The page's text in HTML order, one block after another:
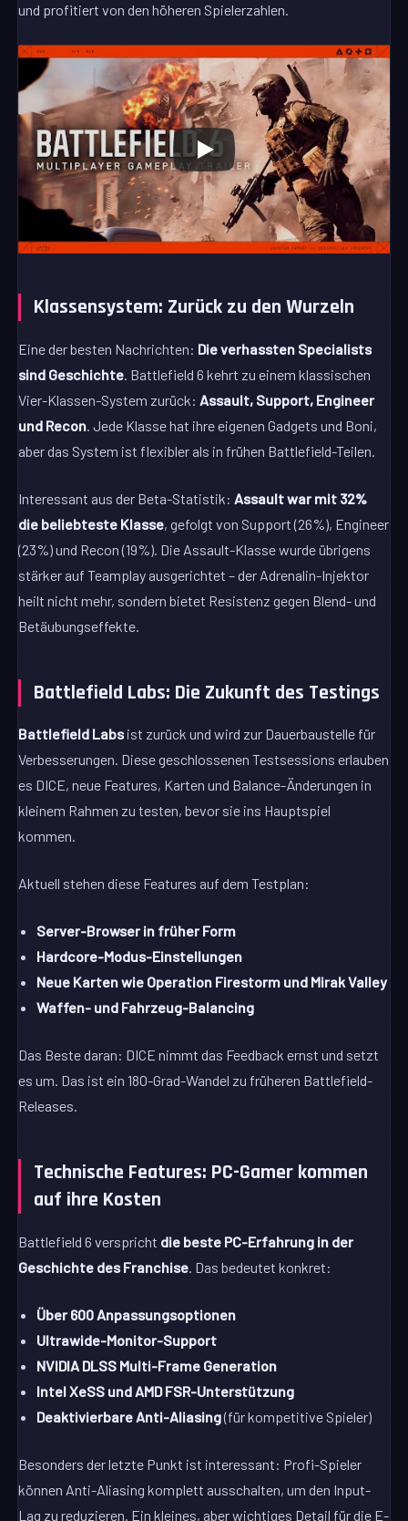
und profitiert von den höheren Spielerzahlen.
Klassensystem: Zurück zu den Wurzeln
Eine der besten Nachrichten: Die verhassten Specialists
sind Geschichte. Battlefield 6 kehrt zu einem klassischen
Vier-Klassen-System zurück:Assault, Support, Engineer
und Recon. Jede Klasse hat ihre eigenen Gadgets und Boni,
aber das System ist flexibler als in frühen Battlefield-Teilen.
Interessant aus der Beta-Statistik:Assault war mit 32%
die beliebteste Klasse, gefolgt von Support (26%), Engineer
(23%) und Recon (19%). Die Assault-Klasse wurde übrigens
stärker auf Teamplay ausgerichtet – der Adrenalin-Injektor
heilt nicht mehr, sondern bietet Resistenz gegen Blend- und
Betäubungseffekte.
Battlefield Labs: Die Zukunft des Testings
Battlefield Labsist zurück und wird zur Dauerbaustelle für
Verbesserungen. Diese geschlossenen Testsessions erlauben
es DICE, neue Features, Karten und Balance-Änderungen in
kleinem Rahmen zu testen, bevor sie ins Hauptspiel
kommen.
Aktuell stehen diese Features auf dem Testplan:
Server-Browser in früher Form
Hardcore-Modus-Einstellungen
Neue Karten wie Operation Firestorm und Mirak Valley
Waffen- und Fahrzeug-Balancing
Das Beste daran: DICE nimmt das Feedback ernst und setzt
es um. Das ist ein 180-Grad-Wandel zu früheren Battlefield-
Releases.
Technische Features: PC-Gamer kommen
auf ihre Kosten
Battlefield 6 verspricht die beste PC-Erfahrung in der
Geschichte des Franchise. Das bedeutet konkret:
Über 600 Anpassungsoptionen
Ultrawide-Monitor-Support
NVIDIA DLSS Multi-Frame Generation
Intel XeSS und AMD FSR-Unterstützung
Deaktivierbare Anti-Aliasing(für kompetitive Spieler)
Besonders der letzte Punkt ist interessant: Profi-Spieler
können Anti-Aliasing komplett ausschalten, um den Input-
Lag zu reduzieren. Ein kleines, aber wichtiges Detail für die E-